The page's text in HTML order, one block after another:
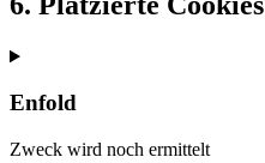
Enfold
Zweck wird noch ermittelt